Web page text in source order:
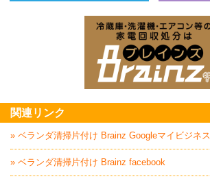
関連リンク
» ベランダ清掃片付け Brainz Googleマイビジネス
» ベランダ清掃片付け Brainz facebook